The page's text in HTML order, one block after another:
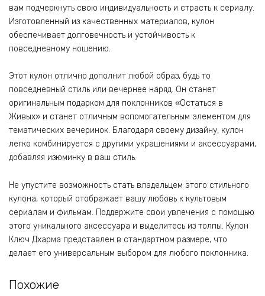
вам подчеркнуть свою индивидуальность и страсть к сериалу.
Изготовленный из качественных материалов, кулон
обеспечивает долговечность и устойчивость к
повседневному ношению.
Этот кулон отлично дополнит любой образ, будь то
повседневный стиль или вечернее наряд. Он станет
оригинальным подарком для поклонников «Остаться в
Живых» и станет отличным вспомогательным элементом для
тематических вечеринок. Благодаря своему дизайну, кулон
легко комбинируется с другими украшениями и аксессуарами,
добавляя изюминку в ваш стиль.
Не упустите возможность стать владельцем этого стильного
кулона, который отображает вашу любовь к культовым
сериалам и фильмам. Поддержите свои увлечения с помощью
этого уникального аксессуара и выделитесь из толпы. Кулон
Ключ Дхарма представлен в стандартном размере, что
делает его универсальным выбором для любого поклонника.
Похожие